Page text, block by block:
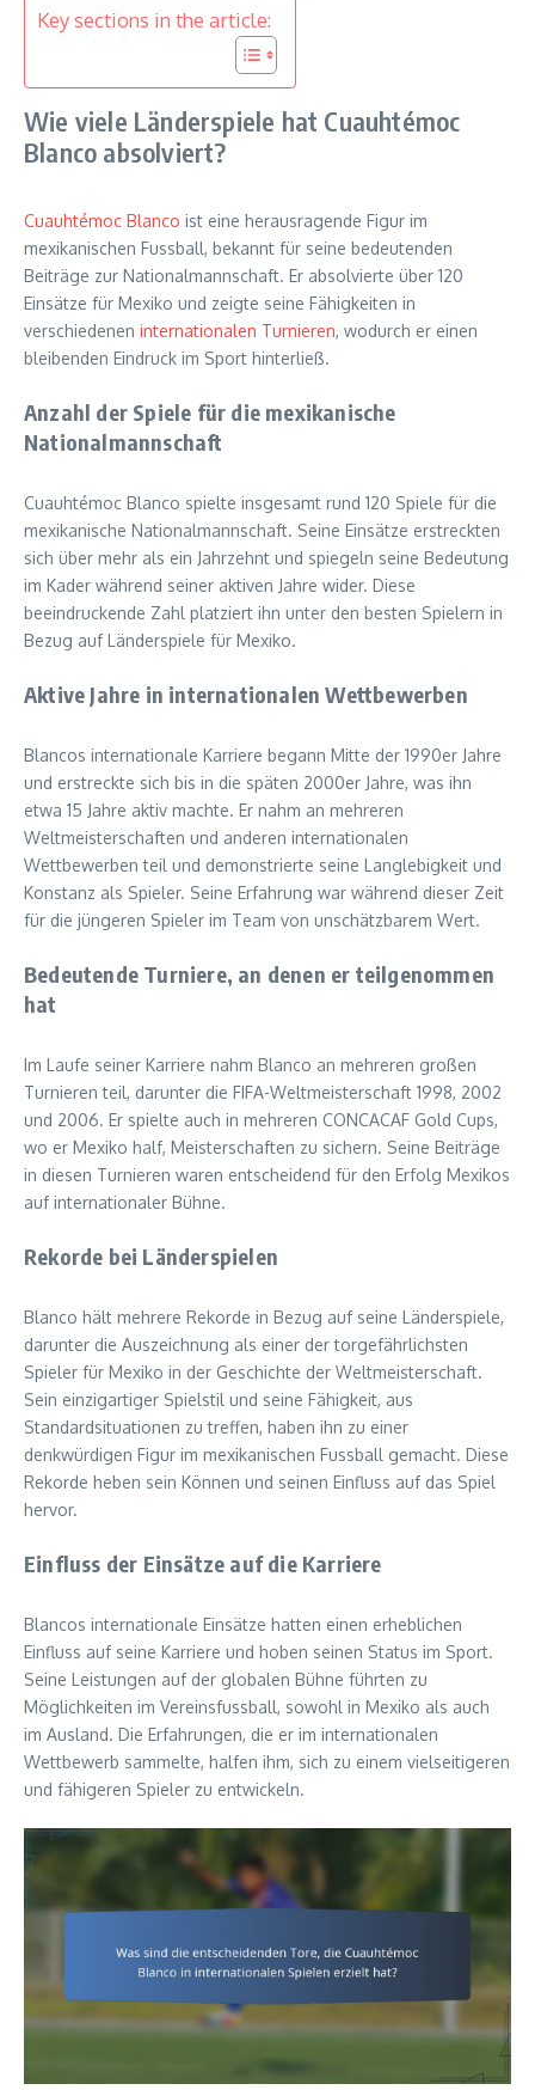
Key sections in the article:
Wie viele Länderspiele hat Cuauhtémoc
Blanco absolviert?
Cuauhtémoc Blanco ist eine herausragende Figur im
mexikanischen Fussball, bekannt für seine bedeutenden
Beiträge zur Nationalmannschaft. Er absolvierte über 120
Einsätze für Mexiko und zeigte seine Fähigkeiten in
verschiedenen internationalen Turnieren, wodurch er einen
bleibenden Eindruck im Sport hinterließ.
Anzahl der Spiele für die mexikanische
Nationalmannschaft
Cuauhtémoc Blanco spielte insgesamt rund 120 Spiele für die
mexikanische Nationalmannschaft. Seine Einsätze erstreckten
sich über mehr als ein Jahrzehnt und spiegeln seine Bedeutung
im Kader während seiner aktiven Jahre wider. Diese
beeindruckende Zahl platziert ihn unter den besten Spielern in
Bezug auf Länderspiele für Mexiko.
Aktive Jahre in internationalen Wettbewerben
Blancos internationale Karriere begann Mitte der 1990er Jahre
und erstreckte sich bis in die späten 2000er Jahre, was ihn
etwa 15 Jahre aktiv machte. Er nahm an mehreren
Weltmeisterschaften und anderen internationalen
Wettbewerben teil und demonstrierte seine Langlebigkeit und
Konstanz als Spieler. Seine Erfahrung war während dieser Zeit
für die jüngeren Spieler im Team von unschätzbarem Wert.
Bedeutende Turniere, an denen er teilgenommen
hat
Im Laufe seiner Karriere nahm Blanco an mehreren großen
Turnieren teil, darunter die FIFA-Weltmeisterschaft 1998, 2002
und 2006. Er spielte auch in mehreren CONCACAF Gold Cups,
wo er Mexiko half, Meisterschaften zu sichern. Seine Beiträge
in diesen Turnieren waren entscheidend für den Erfolg Mexikos
auf internationaler Bühne.
Rekorde bei Länderspielen
Blanco hält mehrere Rekorde in Bezug auf seine Länderspiele,
darunter die Auszeichnung als einer der torgefährlichsten
Spieler für Mexiko in der Geschichte der Weltmeisterschaft.
Sein einzigartiger Spielstil und seine Fähigkeit, aus
Standardsituationen zu treffen, haben ihn zu einer
denkwürdigen Figur im mexikanischen Fussball gemacht. Diese
Rekorde heben sein Können und seinen Einfluss auf das Spiel
hervor.
Einfluss der Einsätze auf die Karriere
Blancos internationale Einsätze hatten einen erheblichen
Einfluss auf seine Karriere und hoben seinen Status im Sport.
Seine Leistungen auf der globalen Bühne führten zu
Möglichkeiten im Vereinsfussball, sowohl in Mexiko als auch
im Ausland. Die Erfahrungen, die er im internationalen
Wettbewerb sammelte, halfen ihm, sich zu einem vielseitigeren
und fähigeren Spieler zu entwickeln.